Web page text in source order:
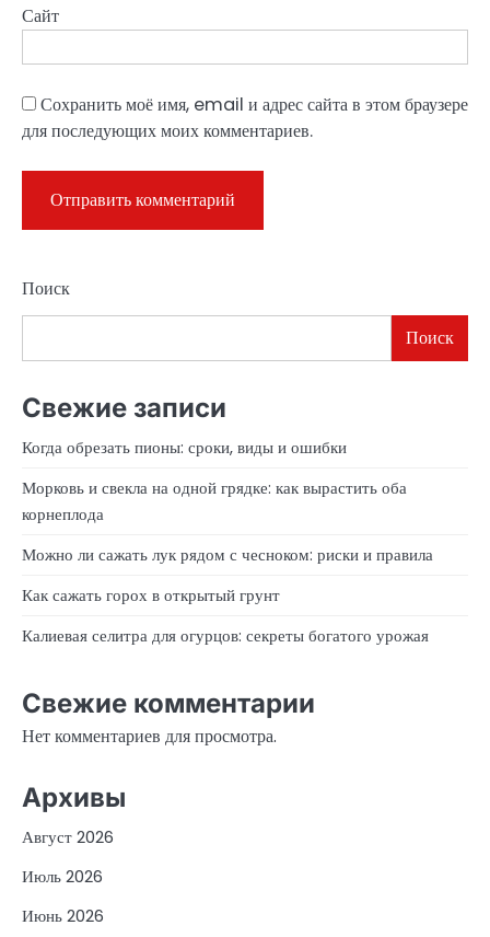
Сайт
Сохранить моё имя, email и адрес сайта в этом браузере
для последующих моих комментариев.
Поиск
Поиск
Свежие записи
Когда обрезать пионы: сроки, виды и ошибки
Морковь и свекла на одной грядке: как вырастить оба
корнеплода
Можно ли сажать лук рядом с чесноком: риски и правила
Как сажать горох в открытый грунт
Калиевая селитра для огурцов: секреты богатого урожая
Свежие комментарии
Нет комментариев для просмотра.
Архивы
Август 2026
Июль 2026
Июнь 2026